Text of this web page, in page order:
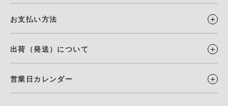
お支払い方法
出荷（発送）について
営業日カレンダー